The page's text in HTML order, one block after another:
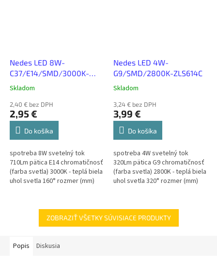
Nedes LED 8W-
C37/E14/SMD/3000K-
ZLS714
Skladom
2,40 € bez DPH
2,95 €
Do košíka
spotreba 8W svetelný tok
710Lm pätica E14 chromatičnosť
(farba svetla) 3000K - teplá biela
uhol svetla 160° rozmer (mm)
Nedes LED 4W-
G9/SMD/2800K-ZLS614C
Skladom
3,24 € bez DPH
3,99 €
Do košíka
spotreba 4W svetelný tok
320Lm pätica G9 chromatičnosť
(farba svetla) 2800K - teplá biela
uhol svetla 320° rozmer (mm)
ZOBRAZIŤ VŠETKY SÚVISIACE PRODUKTY
Popis Diskusia